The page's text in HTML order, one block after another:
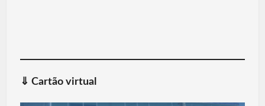
⇓ Cartão virtual